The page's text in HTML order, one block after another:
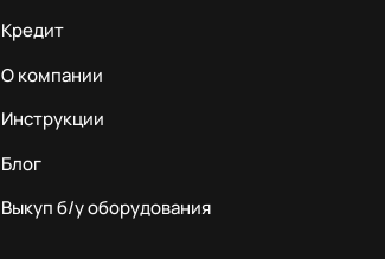
Кредит
О компании
Инструкции
Блог
Выкуп б/у оборудования